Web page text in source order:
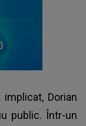
implicat, Dorian
public. Într-un